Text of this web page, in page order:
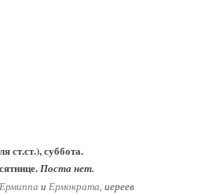
ст.ст.), суббота.
Поста нет.
Ермиппа и Ермократа, иереев